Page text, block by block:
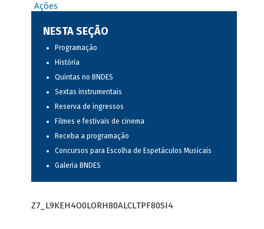
Ações
NESTA SEÇÃO
Programação
História
Quintas no BNDES
Sextas instrumentais
Reserva de ingressos
Filmes e festivais de cinema
Receba a programação
Concursos para Escolha de Espetáculos Musicais
Galeria BNDES
Z7_L9KEH4O0LORH80ALCLTPF80SI4